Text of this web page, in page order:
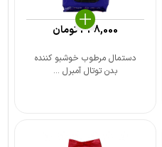
دستمال مرطوب خوشبو کننده
بدن توتال آمبرل ...
348,000تومان